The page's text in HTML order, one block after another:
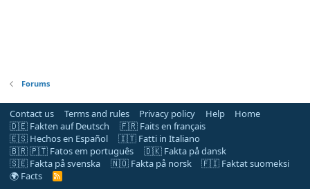
Forums
Contact us Terms and rules Privacy policy Help
Home
🇩🇪 Fakten auf Deutsch
🇫🇷 Faits en français
🇪🇸 Hechos en Español
🇮🇹 Fatti in Italiano
🇧🇷 🇵🇹 Fatos em português
🇩🇰 Fakta på dansk
🇸🇪 Fakta på svenska
🇳🇴 Fakta på norsk
🇫🇮 Faktat suomeksi
🌍 Facts
R